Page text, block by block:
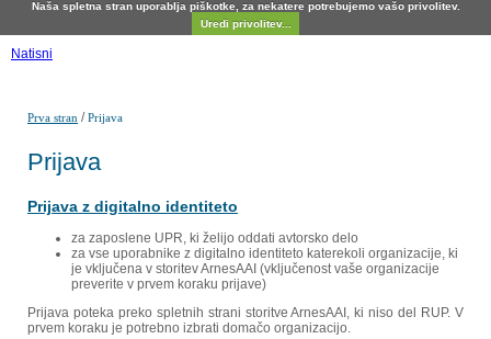
Naša spletna stran uporablja piškotke, za nekatere potrebujemo vašo privolitev.
Uredi privolitev...
Natisni
Prva stran /Prijava
Prijava
Prijava z digitalno identiteto
za zaposlene UPR, ki želijo oddati avtorsko delo
za vse uporabnike z digitalno identiteto katerekoli organizacije, ki
je vključena v storitev ArnesAAI (vključenost vaše organizacije
preverite v prvem koraku prijave)
Prijava poteka preko spletnih strani storitve ArnesAAI, ki niso del RUP. V
prvem koraku je potrebno izbrati domačo organizacijo.